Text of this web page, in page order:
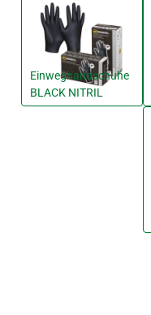
Einweghandschuhe
BLACK NITRIL